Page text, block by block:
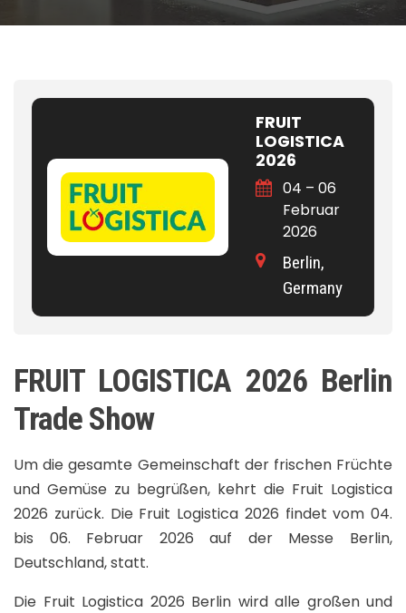
FRUIT
LOGISTICA
2026
04 – 06
Februar
2026
Berlin,
Germany
FRUIT LOGISTICA 2026 Berlin
Trade Show
Um die gesamte Gemeinschaft der frischen Früchte
und Gemüse zu begrüßen, kehrt die Fruit Logistica
2026 zurück. Die Fruit Logistica 2026 findet vom 04.
bis 06. Februar 2026 auf der Messe Berlin,
Deutschland, statt.
Die Fruit Logistica 2026 Berlin wird alle großen und